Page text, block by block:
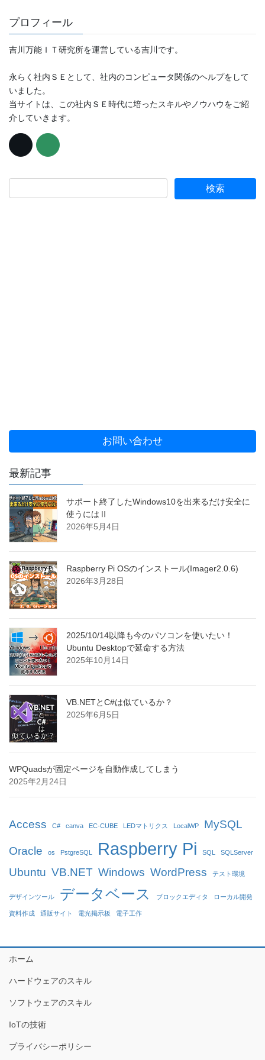
プロフィール
吉川万能ＩＴ研究所を運営している吉川です。
永らく社内ＳＥとして、社内のコンピュータ関係のヘルプをして
いました。
当サイトは、この社内ＳＥ時代に培ったスキルやノウハウをご紹
介していきます。
お問い合わせ
最新記事
サポート終了したWindows10を出来るだけ安全に
使うにはⅡ
2026年5月4日
Raspberry Pi OSのインストール(Imager2.0.6)
2026年3月28日
2025/10/14以降も今のパソコンを使いたい！
Ubuntu Desktopで延命する方法
2025年10月14日
VB.NETとC#は似ているか？
2025年6月5日
WPQuadsが固定ページを自動作成してしまう
2025年2月24日
Access C# canva EC-CUBE LEDマトリクス LocalWP MySQL
Oracle os PstgreSQL Raspberry Pi SQL SQLServer
Ubuntu VB.NET Windows WordPress テスト環境
デザインツール データベース ブロックエディタ ローカル開発
資料作成 通販サイト 電光掲示板 電子工作
ホーム
ハードウェアのスキル
ソフトウェアのスキル
IoTの技術
プライバシーポリシー